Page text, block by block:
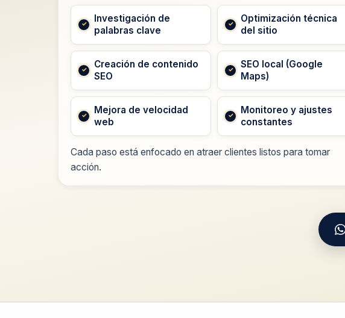
Investigación de
palabras clave
Optimización técnica
del sitio
Creación de contenido
SEO
SEO local (Google
Maps)
Mejora de velocidad
web
Monitoreo y ajustes
constantes
Cada paso está enfocado en atraer clientes listos para tomar
acción.